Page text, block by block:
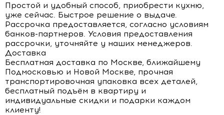
Простой и удобный способ, приобрести кухню,
уже сейчас. Быстрое решение о выдаче.
Рассрочка предоставляется, согласно условиям
банков-партнеров. Условия предоставления
рассрочки, уточняйте у наших менеджеров.
Доставка
Бесплатная доставка по Москве, ближайшему
Подмосковью и Новой Москве, прочная
транспортировочная упаковка всех деталей,
бесплатный подъём в квартиру и
индивидуальные скидки и подарки каждом
клиенту!